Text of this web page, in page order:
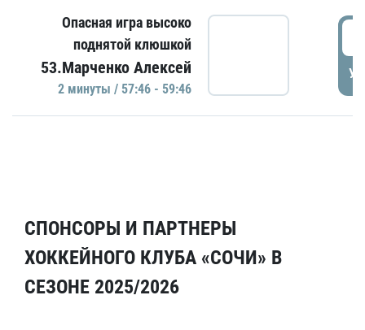
Опасная игра высоко
поднятой клюшкой
53.Марченко Алексей
2 минуты / 57:46 - 59:46
СПОНСОРЫ И ПАРТНЕРЫ
ХОККЕЙНОГО КЛУБА «СОЧИ» В
СЕЗОНЕ 2025/2026